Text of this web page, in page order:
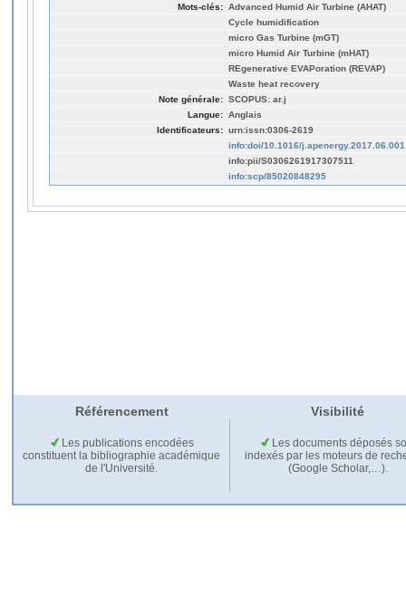
Mots-clés: Advanced Humid Air Turbine (AHAT)
Cycle humidification
micro Gas Turbine (mGT)
micro Humid Air Turbine (mHAT)
REgenerative EVAPoration (REVAP)
Waste heat recovery
Note générale: SCOPUS: ar.j
Langue: Anglais
Identificateurs: urn:issn:0306-2619
info:doi/10.1016/j.apenergy.2017.06.001
info:pii/S0306261917307511
info:scp/85020848295
Référencement Visibilité
Les publications encodées
constituent la bibliographie académique
de l'Université.
Les documents déposés
indexés par les moteurs de
(Google Scholar,…).